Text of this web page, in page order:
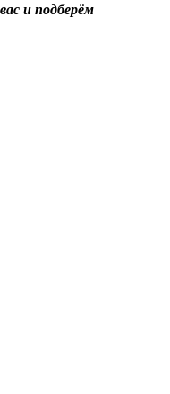
и подберём